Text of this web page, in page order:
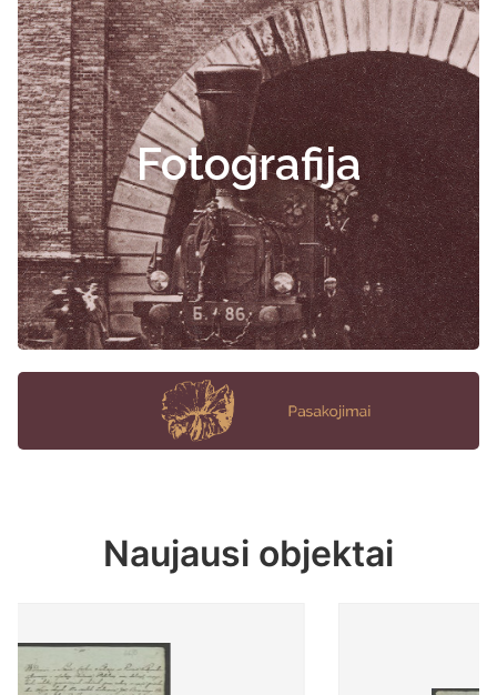
Fotografija
Naujausi objektai